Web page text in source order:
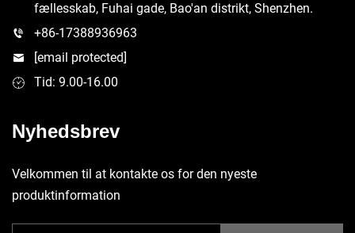
fællesskab, Fuhai gade, Bao'an distrikt, Shenzhen.
+86-17388936963
[email protected]
Tid: 9.00-16.00
Nyhedsbrev
Velkommen til at kontakte os for den nyeste
produktinformation